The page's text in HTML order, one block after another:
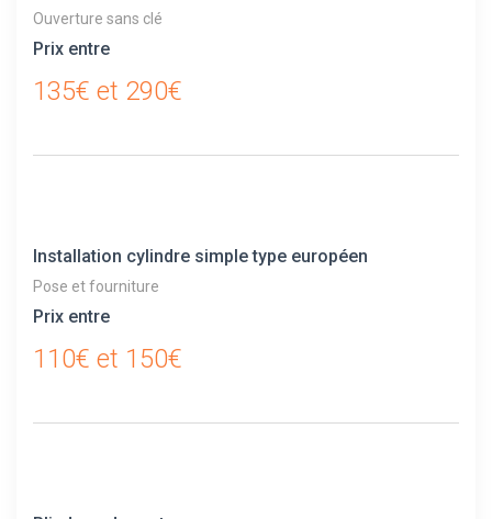
Ouverture sans clé
Prix entre
135€ et 290€
Installation cylindre simple type européen
Pose et fourniture
Prix entre
110€ et 150€